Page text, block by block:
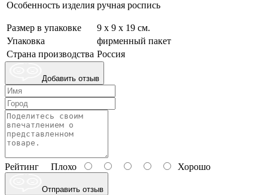
Особенность изделия ручная роспись
Размер в упаковке
9 х 9 х 19 см.
Упаковка
фирменный пакет
Страна производства Россия
Добавить отзыв
Рейтинг Плохо Хорошо
Отправить отзыв